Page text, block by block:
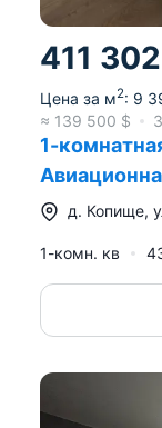
411 302
Цена за м2: 9
≈ 139 500 $
1-
д. Копище,
1-комн. кв